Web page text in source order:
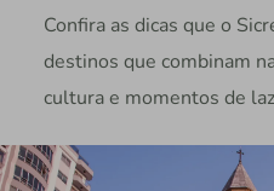
Confira as dicas que o
destinos que combinam
cultura e momentos de